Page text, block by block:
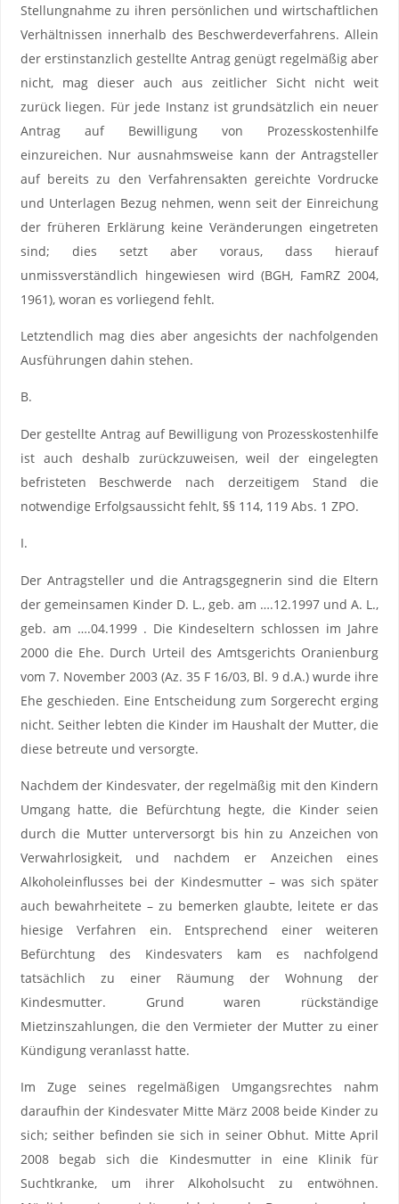
Stellungnahme zu ihren persönlichen und wirtschaftlichen
Verhältnissen innerhalb des Beschwerdeverfahrens. Allein
der erstinstanzlich gestellte Antrag genügt regelmäßig aber
nicht, mag dieser auch aus zeitlicher Sicht nicht weit
zurück liegen. Für jede Instanz ist grundsätzlich ein neuer
Antrag auf Bewilligung von Prozesskostenhilfe
einzureichen. Nur ausnahmsweise kann der Antragsteller
auf bereits zu den Verfahrensakten gereichte Vordrucke
und Unterlagen Bezug nehmen, wenn seit der Einreichung
der früheren Erklärung keine Veränderungen eingetreten
sind; dies setzt aber voraus, dass hierauf
unmissverständlich hingewiesen wird (BGH, FamRZ 2004,
1961), woran es vorliegend fehlt.
Letztendlich mag dies aber angesichts der nachfolgenden
Ausführungen dahin stehen.
B.
Der gestellte Antrag auf Bewilligung von Prozesskostenhilfe
ist auch deshalb zurückzuweisen, weil der eingelegten
befristeten Beschwerde nach derzeitigem Stand die
notwendige Erfolgsaussicht fehlt, §§ 114, 119 Abs. 1 ZPO.
I.
Der Antragsteller und die Antragsgegnerin sind die Eltern
der gemeinsamen Kinder D. L., geb. am ….12.1997 und A. L.,
geb. am ….04.1999 . Die Kindeseltern schlossen im Jahre
2000 die Ehe. Durch Urteil des Amtsgerichts Oranienburg
vom 7. November 2003 (Az. 35 F 16/03, Bl. 9 d.A.) wurde ihre
Ehe geschieden. Eine Entscheidung zum Sorgerecht erging
nicht. Seither lebten die Kinder im Haushalt der Mutter, die
diese betreute und versorgte.
Nachdem der Kindesvater, der regelmäßig mit den Kindern
Umgang hatte, die Befürchtung hegte, die Kinder seien
durch die Mutter unterversorgt bis hin zu Anzeichen von
Verwahrlosigkeit, und nachdem er Anzeichen eines
Alkoholeinflusses bei der Kindesmutter – was sich später
auch bewahrheitete – zu bemerken glaubte, leitete er das
hiesige Verfahren ein. Entsprechend einer weiteren
Befürchtung des Kindesvaters kam es nachfolgend
tatsächlich zu einer Räumung der Wohnung der
Kindesmutter. Grund waren rückständige
Mietzinszahlungen, die den Vermieter der Mutter zu einer
Kündigung veranlasst hatte.
Im Zuge seines regelmäßigen Umgangsrechtes nahm
daraufhin der Kindesvater Mitte März 2008 beide Kinder zu
sich; seither befinden sie sich in seiner Obhut. Mitte April
2008 begab sich die Kindesmutter in eine Klinik für
Suchtkranke, um ihrer Alkoholsucht zu entwöhnen.